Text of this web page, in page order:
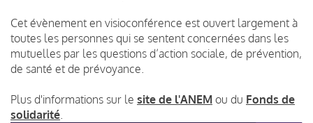
Cet évènement en visioconférence est ouvert largement à
toutes les personnes qui se sentent concernées dans les
mutuelles par les questions d’action sociale, de prévention,
de santé et de prévoyance.
Plus d'informations sur le site de l'ANEM ou du Fonds de
solidarité